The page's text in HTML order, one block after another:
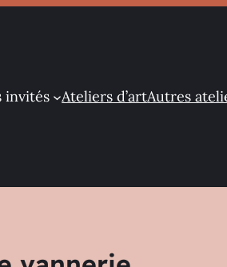
invités Ateliers d’artAutres